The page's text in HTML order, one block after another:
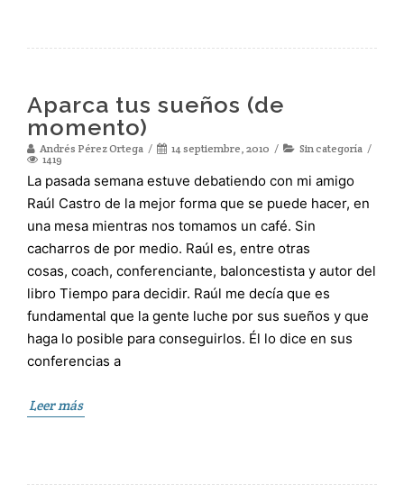
Aparca tus sueños (de
momento)
Andrés Pérez Ortega 14 septiembre, 2010
Sin categoría
1419
La pasada semana estuve debatiendo con mi amigo
Raúl Castro de la mejor forma que se puede hacer, en
una mesa mientras nos tomamos un café. Sin
cacharros de por medio. Raúl es, entre otras
cosas, coach, conferenciante, baloncestista y autor del
libro Tiempo para decidir. Raúl me decía que es
fundamental que la gente luche por sus sueños y que
haga lo posible para conseguirlos. Él lo dice en sus
conferencias a
Leer más